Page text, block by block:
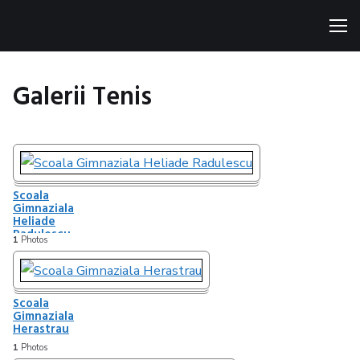
Galerii Tenis
Scoala
Gimnaziala
Heliade
Radulescu
1 Photos
Scoala
Gimnaziala
Herastrau
1 Photos